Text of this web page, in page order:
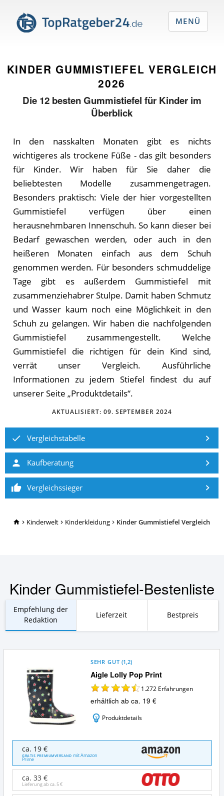
TopRatgeber24.de
Kinderwelt Kinderkleidung Kinder Gummistiefel Vergleich
KINDER GUMMISTIEFEL VERGLEICH
2026
Die 12 besten Gummistiefel für Kinder im
Überblick
In den nasskalten Monaten gibt es nichts
wichtigeres als trockene Füße - das gilt besonders
für Kinder. Wir haben für Sie daher die
beliebtesten Modelle zusammengetragen.
Besonders praktisch: Viele der hier vorgestellten
Gummistiefel verfügen über einen
herausnehmbaren Innenschuh. So kann dieser bei
Bedarf gewaschen werden, oder auch in den
heißeren Monaten einfach aus dem Schuh
genommen werden. Für besonders schmuddelige
Tage gibt es außerdem Gummistiefel mit
zusammenziehabrer Stulpe. Damit haben Schmutz
und Wasser kaum noch eine Möglichkeit in den
Schuh zu gelangen. Wir ha­ben die nach­fol­gen­den
Gummistiefel zu­sam­men­ge­stellt. Wel­che
Gummistiefel die rich­ti­gen für dein Kind sind,
ver­rät un­ser Ver­gleich. Aus­führ­li­che
In­for­ma­tio­nen zu je­dem Stiefel fin­dest du auf
un­se­rer Sei­te „Pro­dukt­de­tails“.
AKTUALISIERT: 09. SEPTEMBER 2024
Vergleichstabelle
Kaufberatung
Vergleichssieger
Kinder Gummistiefel-Bestenliste
Empfehlung der
Redaktion
Lieferzeit Bestpreis
Aigle Lolly Pop Print
SEHR GUT (1,2)
1.272 Erfahrungen
erhältlich ab ca. 19 €
Produktdetails
Lolly
Pop
Print
Angebote:
Wo
ca. 19 €
GRATIS PREMIUMVERSAND mit Amazon
Prime
ca. 33 €
Lieferung ab ca.5 €
MENÜ